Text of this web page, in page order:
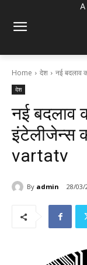
Home देश नई बदलाव
देश
नई बदलाव
इंटेलीजेन्स
vartatv
By admin 28/03/